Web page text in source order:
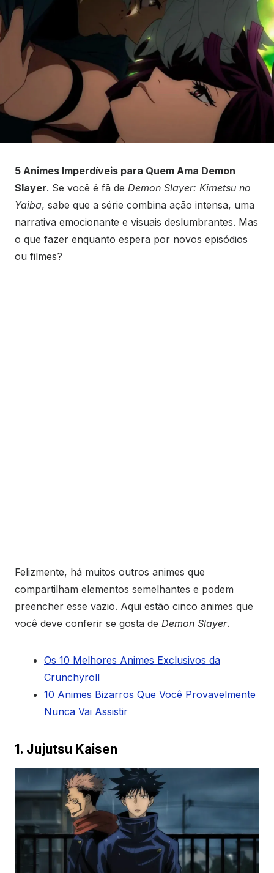
5 Animes Imperdíveis para Quem Ama Demon
Slayer. Se você é fã de Demon Slayer: Kimetsu no
Yaiba, sabe que a série combina ação intensa, uma
narrativa emocionante e visuais deslumbrantes. Mas
o que fazer enquanto espera por novos episódios
ou filmes?
Felizmente, há muitos outros animes que
compartilham elementos semelhantes e podem
preencher esse vazio. Aqui estão cinco animes que
você deve conferir se gosta de Demon Slayer.
Os 10 Melhores Animes Exclusivos da
Crunchyroll
10 Animes Bizarros Que Você Provavelmente
Nunca Vai Assistir
1. Jujutsu Kaisen